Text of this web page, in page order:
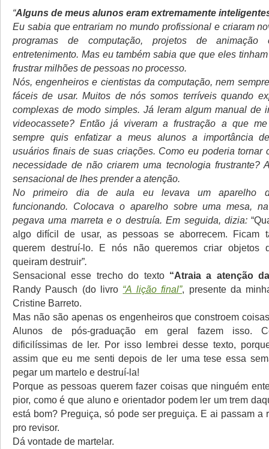
“Alguns de meus alunos eram extremamente
Eu sabia que entrariam no mundo profissional e criaram
programas de computação, projetos de
entretenimento. Mas eu também sabia que que eles
frustrar milhões de pessoas no processo.
Nós, engenheiros e cientistas da computação, nem
fáceis de usar. Muitos de nós somos terríveis quando
complexas de modo simples. Já leram algum manual de
videocassete? Então já viveram a frustração a que
sempre quis enfatizar a meus alunos a importância
usuários finais de suas criações. Como eu poderia tornar
necessidade de não criarem uma tecnologia frustrante?
sensacional de lhes prender a atenção.
No primeiro dia de aula eu levava um aparelho
funcionando. Colocava o aparelho sobre uma mesa,
pegava uma marreta e o destruía. Em seguida, dizia:
algo difícil de usar, as pessoas se aborrecem. Ficam
querem destruí-lo. E nós não queremos criar objetos
queiram destruir”.
Sensacional esse trecho do texto “Atraia a atenção
Randy Pausch (do livro “A lição final”, presente da
Cristine Barreto.
Mas não são apenas os engenheiros que constroem
Alunos de pós-graduação em geral fazem isso.
dificilíssimas de ler. Por isso lembrei desse texto,
assim que eu me senti depois de ler uma tese essa
pegar um martelo e destruí-la!
Porque as pessoas querem fazer coisas que ninguém
pior, como é que aluno e orientador podem ler um trem
está bom? Preguiça, só pode ser preguiça. E ai passam a
pro revisor.
Dá vontade de martelar.